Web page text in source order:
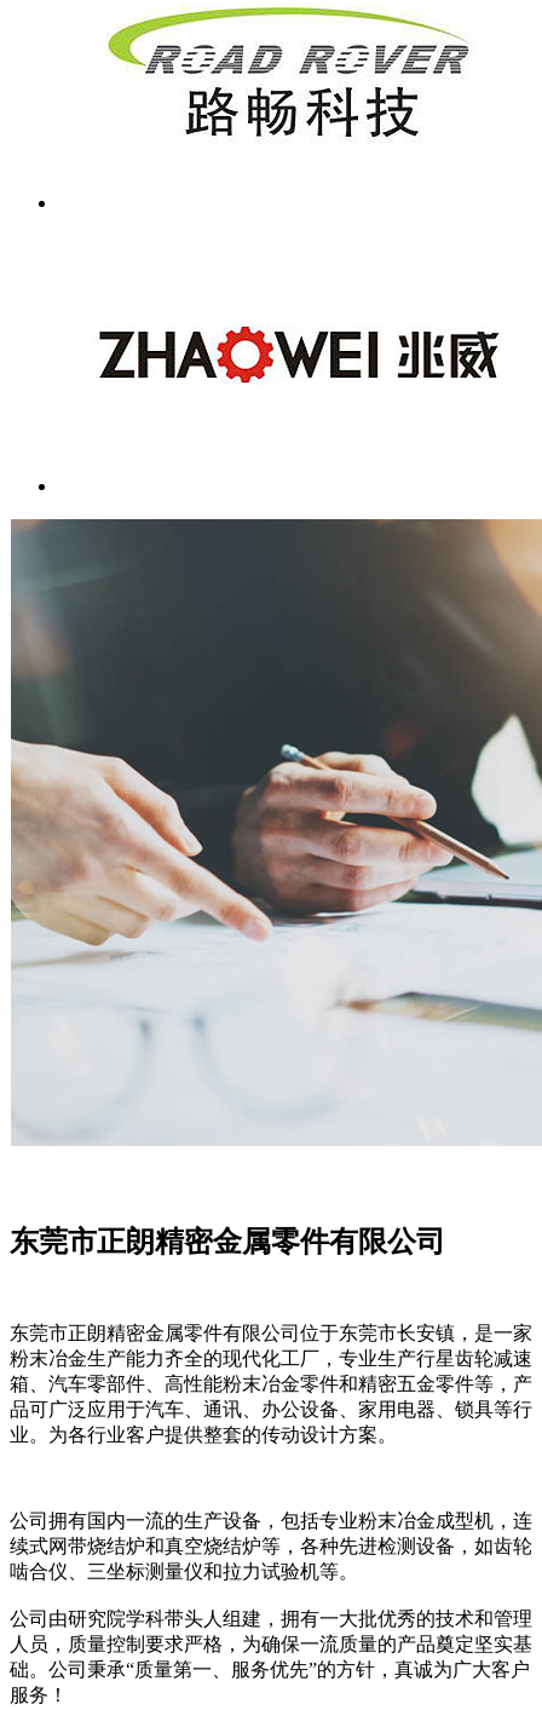
东莞市正朗精密金属零件有限公司
东莞市正朗精密金属零件有限公司位于东莞市长安镇，是一家
粉末冶金生产能力齐全的现代化工厂，专业生产行星齿轮减速
箱、汽车零部件、高性能粉末冶金零件和精密五金零件等，产
品可广泛应用于汽车、通讯、办公设备、家用电器、锁具等行
业。为各行业客户提供整套的传动设计方案。
公司拥有国内一流的生产设备，包括专业粉末冶金成型机，连
续式网带烧结炉和真空烧结炉等，各种先进检测设备，如齿轮
啮合仪、三坐标测量仪和拉力试验机等。
公司由研究院学科带头人组建，拥有一大批优秀的技术和管理
人员，质量控制要求严格，为确保一流质量的产品奠定坚实基
础。公司秉承“质量第一、服务优先”的方针，真诚为广大客户
服务！